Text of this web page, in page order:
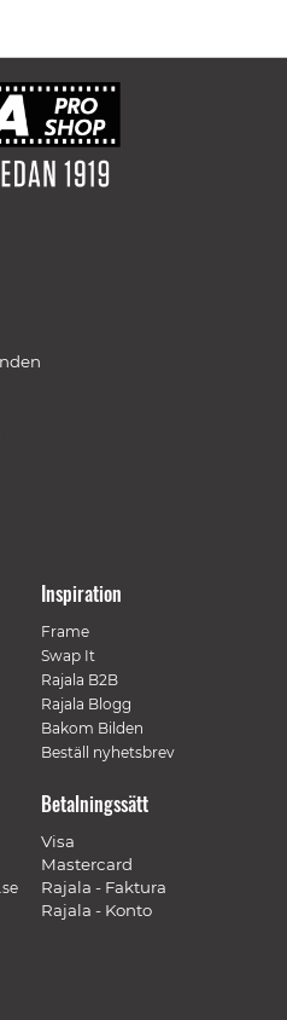
Inspiration
Frame
Swap It
Rajala B2B
Rajala Blogg
Bakom Bilden
Beställ nyhetsbrev
Betalningssätt
Visa
Mastercard
Rajala - Faktura
Rajala - Konto